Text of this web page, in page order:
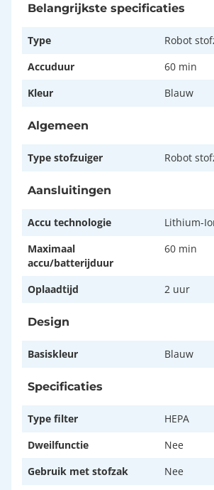
Belangrijkste specificaties
Type
Robot
Accuduur
60 min
Kleur
Blauw
Algemeen
Type stofzuiger Robot
Aansluitingen
Accu technologie
Lithium-
Maximaal
accu/batterijduur
60 min
Oplaadtijd 2 uur
Design
Basiskleur Blauw
Specificaties
Type filter
HEPA
Dweilfunctie
Nee
Gebruik met stofzak
Nee